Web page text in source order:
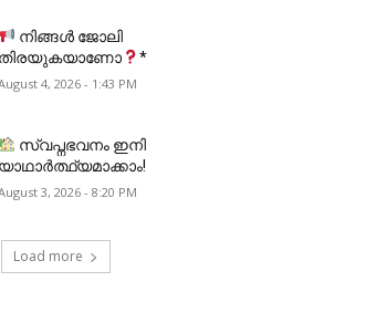
നിങ്ങൾ ജോലി
തിരയുകയാണോ
*
4, 2026 - 1:43 PM
സ്വപ്നഭവനം ഇനി
യാഥാർത്ഥ്യമാക്കാം!
3, 2026 - 8:20 PM
Load more